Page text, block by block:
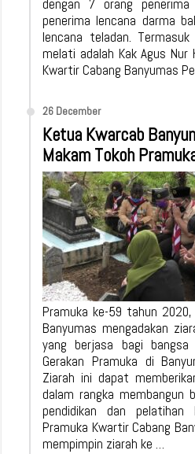
dengan 7 orang
penerima lencana darma
lencana teladan.
melati adalah Kak Agus Nur
Kwartir Cabang Banyumas
26 December
Ketua Kwarcab
Makam Tokoh
Pramuka ke-59 tahun
Banyumas mengadakan
yang berjasa bagi
Gerakan Pramuka di
Ziarah ini dapat
dalam rangka membangun
pendidikan dan pelatihan
Pramuka Kwartir Cabang
mempimpin ziarah ke …